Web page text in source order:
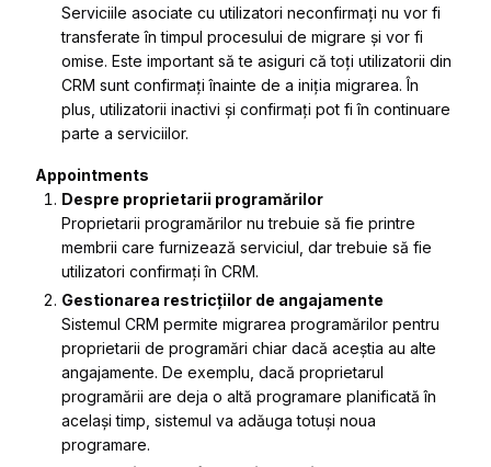
Serviciile asociate cu utilizatori neconfirmați nu vor fi
transferate în timpul procesului de migrare și vor fi
omise. Este important să te asiguri că toți utilizatorii din
CRM sunt confirmați înainte de a iniția migrarea. În
plus, utilizatorii inactivi și confirmați pot fi în continuare
parte a serviciilor.
Appointments
Despre proprietarii programărilor
Proprietarii programărilor nu trebuie să fie printre
membrii care furnizează serviciul, dar trebuie să fie
utilizatori confirmați în CRM.
Gestionarea restricțiilor de angajamente
Sistemul CRM permite migrarea programărilor pentru
proprietarii de programări chiar dacă aceștia au alte
angajamente. De exemplu, dacă proprietarul
programării are deja o altă programare planificată în
același timp, sistemul va adăuga totuși noua
programare.